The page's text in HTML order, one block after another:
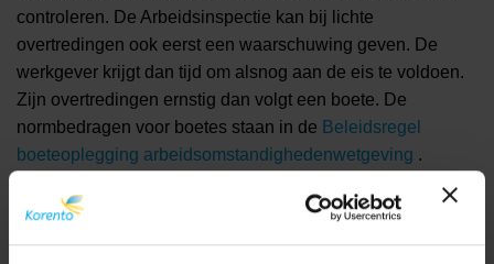
controleren. De Arbeidsinspectie kan bij lichte
overtredingen ook eerst een waarschuwing geven. De
werkgever krijgt dan tijd om alsnog aan de eis te voldoen.
Zijn overtredingen ernstig dan volgt een boete. De
normbedragen voor boetes staan in de Beleidsregel
boeteoplegging arbeidsomstandighedenwetgeving .
BRON:RENDEMENT.NL